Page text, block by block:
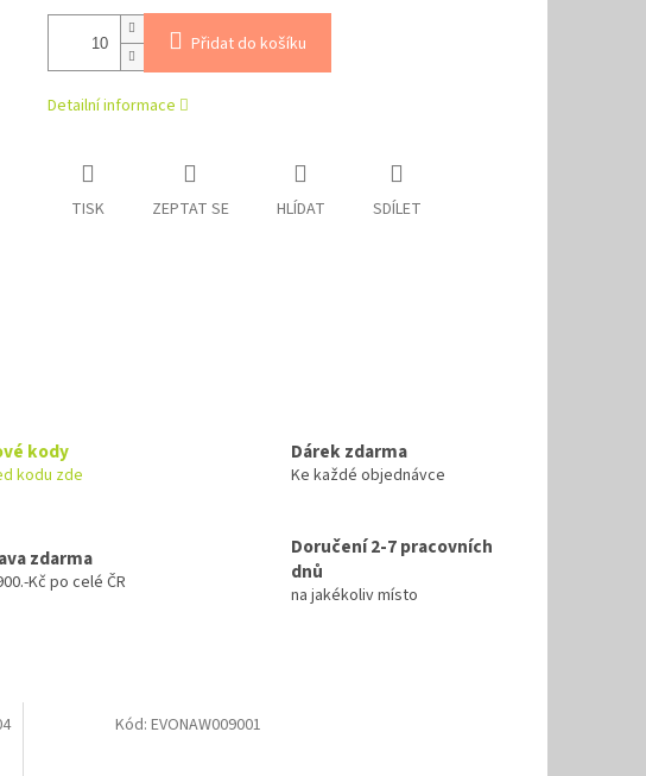
Přidat do košíku
Detailní informace
TISK ZEPTAT SE HLÍDAT SDÍLET
kody
kodu zde
Dárek zdarma
Ke každé objednávce
zdarma
Kč po celé ČR
Doručení 2-7 pracovních
dnů
na jakékoliv místo
Kód:EVONAW009001